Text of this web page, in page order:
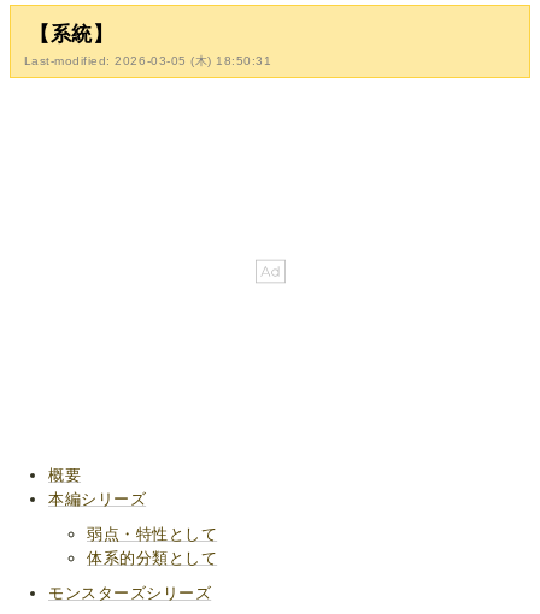
【系統】
Last-modified: 2026-03-05 (木) 18:50:31
概要
本編シリーズ
弱点・特性として
体系的分類として
モンスターズシリーズ